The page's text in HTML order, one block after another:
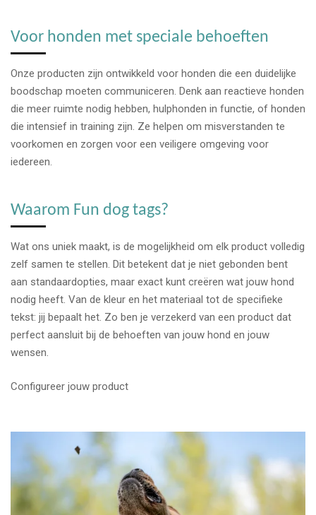
Voor honden met speciale behoeften
Onze producten zijn ontwikkeld voor honden die een duidelijke
boodschap moeten communiceren. Denk aan reactieve honden
die meer ruimte nodig hebben, hulphonden in functie, of honden
die intensief in training zijn. Ze helpen om misverstanden te
voorkomen en zorgen voor een veiligere omgeving voor
iedereen.
Waarom Fun dog tags?
Wat ons uniek maakt, is de mogelijkheid om elk product volledig
zelf samen te stellen. Dit betekent dat je niet gebonden bent
aan standaardopties, maar exact kunt creëren wat jouw hond
nodig heeft. Van de kleur en het materiaal tot de specifieke
tekst: jij bepaalt het. Zo ben je verzekerd van een product dat
perfect aansluit bij de behoeften van jouw hond en jouw
wensen.
Configureer jouw product